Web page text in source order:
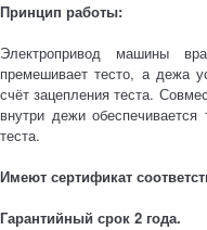
Принцип работы:
Электропривод машины
премешивает тесто, а дежа
счёт зацепления теста.
внутри дежи
теста.
Имеют сертификат
Гарантийный срок 2 года.